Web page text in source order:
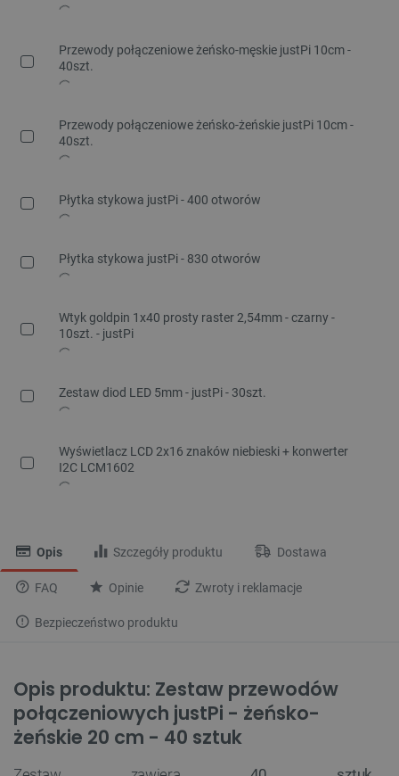
Przewody połączeniowe żeńsko-męskie justPi 10cm -
40szt.
Przewody połączeniowe żeńsko-żeńskie justPi 10cm -
40szt.
Płytka stykowa justPi - 400 otworów
Płytka stykowa justPi - 830 otworów
Wtyk goldpin 1x40 prosty raster 2,54mm - czarny -
10szt. - justPi
Zestaw diod LED 5mm - justPi - 30szt.
Wyświetlacz LCD 2x16 znaków niebieski + konwerter
I2C LCM1602
Opis Szczegóły produktu Dostawa
FAQ Opinie Zwroty i reklamacje
Bezpieczeństwo produktu
Opis produktu: Zestaw przewodów
połączeniowych justPi - żeńsko-
żeńskie 20 cm - 40 sztuk